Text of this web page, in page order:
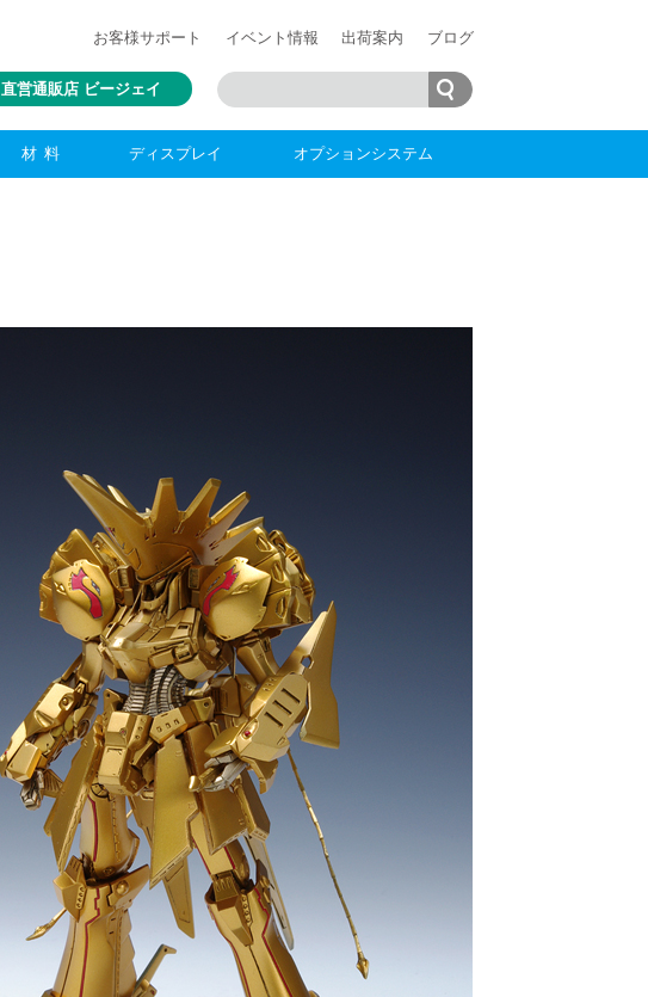
お客様サポート イベント情報 出荷案内 ブログ
直営通販店 ビージェイ
材料 ディスプレイ オプションシステム